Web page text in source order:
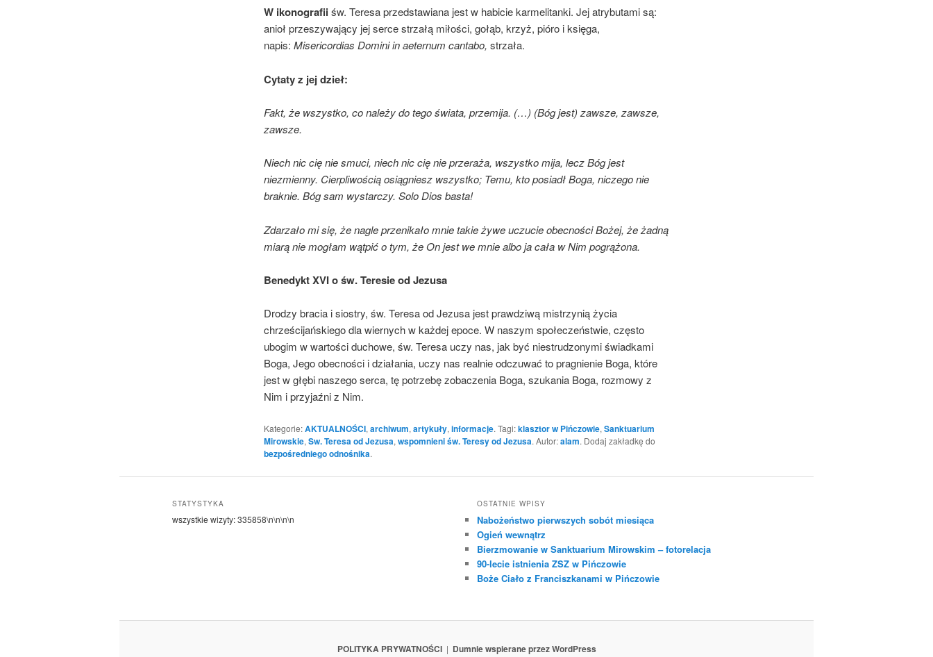
W ikonografiiśw. Teresa przedstawiana jest w habicie karmelitanki. Jej atrybutami są:
anioł przeszywający jej serce strzałą miłości, gołąb, krzyż, pióro i księga,
napis: Misericordias Domini in aeternum cantabo, strzała.
Cytaty z jej dzieł:
Fakt, że wszystko, co należy do tego świata, przemija. (…) (Bóg jest) zawsze, zawsze,
zawsze.
Niech nic cię nie smuci, niech nic cię nie przeraża, wszystko mija, lecz Bóg jest
niezmienny. Cierpliwością osiągniesz wszystko; Temu, kto posiadł Boga, niczego nie
braknie. Bóg sam wystarczy. Solo Dios basta!
Zdarzało mi się, że nagle przenikało mnie takie żywe uczucie obecności Bożej, że żadną
miarą nie mogłam wątpić o tym, że On jest we mnie albo ja cała w Nim pogrążona.
Benedykt XVI o św. Teresie od Jezusa
Drodzy bracia i siostry, św. Teresa od Jezusa jest prawdziwą mistrzynią życia
chrześcijańskiego dla wiernych w każdej epoce. W naszym społeczeństwie, często
ubogim w wartości duchowe, św. Teresa uczy nas, jak być niestrudzonymi świadkami
Boga, Jego obecności i działania, uczy nas realnie odczuwać to pragnienie Boga, które
jest w głębi naszego serca, tę potrzebę zobaczenia Boga, szukania Boga, rozmowy z
Nim i przyjaźni z Nim.
Kategorie:AKTUALNOŚCI, archiwum, artykuły, informacje. Tagi:klasztor w Pińczowie, Sanktuarium
Mirowskie, Sw. Teresa od Jezusa, wspomnieni św. Teresy od Jezusa. Autor:alam. Dodaj zakładkę do
bezpośredniego odnośnika.
STATYSTYKA
wszystkie wizyty:335858\n\n\n\n
OSTATNIE WPISY
Nabożeństwo pierwszych sobót miesiąca
Ogień wewnątrz
Bierzmowanie w Sanktuarium Mirowskim – fotorelacja
90-lecie istnienia ZSZ w Pińczowie
Boże Ciało z Franciszkanami w Pińczowie
POLITYKA PRYWATNOŚCI Dumnie wspierane przez WordPress